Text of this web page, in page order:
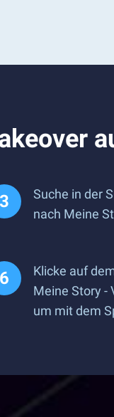
Suche in der
nach Meine
Klicke auf
Meine Story -
um mit dem